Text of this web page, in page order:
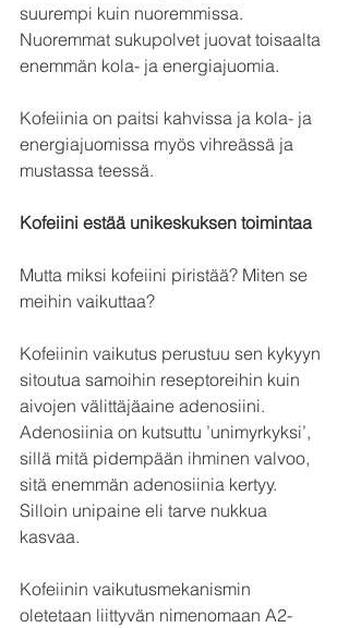
suurempi kuin nuoremmissa.
Nuoremmat sukupolvet juovat toisaalta
enemmän kola- ja energiajuomia.
Kofeiinia on paitsi kahvissa ja kola- ja
energiajuomissa myös vihreässä ja
mustassa teessä.
Kofeiini estää unikeskuksen toimintaa
Mutta miksi kofeiini piristää? Miten se
meihin vaikuttaa?
Kofeiinin vaikutus perustuu sen kykyyn
sitoutua samoihin reseptoreihin kuin
aivojen välittäjäaine adenosiini.
Adenosiinia on kutsuttu ’unimyrkyksi’,
sillä mitä pidempään ihminen valvoo,
sitä enemmän adenosiinia kertyy.
Silloin unipaine eli tarve nukkua
kasvaa.
Kofeiinin vaikutusmekanismin
oletetaan liittyvän nimenomaan A2-